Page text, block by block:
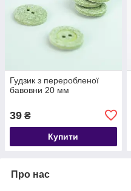
Гудзик з переробленої
бавовни 20 мм
39 ₴
Купити
Про нас